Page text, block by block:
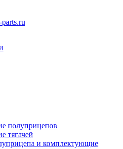
полуприцепов
тягачей
и комплектующие